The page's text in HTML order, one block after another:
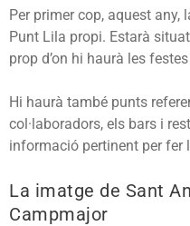
Per primer cop, aquest
Punt Lila propi. Estarà
prop d’on hi haurà les
Hi haurà també punts
col·laboradors, els bars i
informació pertinent per fer
La imatge de Sant
Campmajor